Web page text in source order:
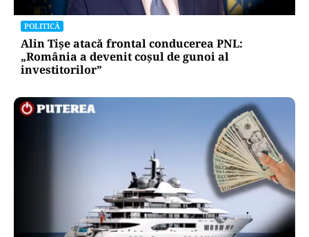
POLITICĂ
Alin Tișe atacă frontal conducerea PNL:
„România a devenit coșul de gunoi al
investitorilor”